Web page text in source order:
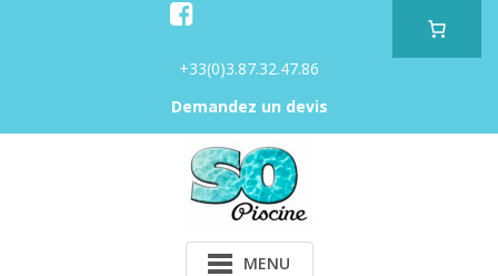
+33(0)3.87.32.47.86
Demandez un devis
MENU